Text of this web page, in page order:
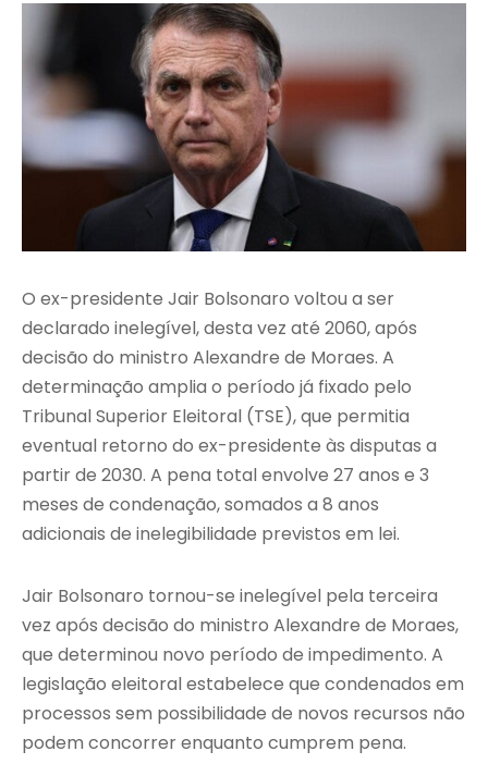
O ex-presidente Jair Bolsonaro voltou a ser
declarado inelegível, desta vez até 2060, após
decisão do ministro Alexandre de Moraes. A
determinação amplia o período já fixado pelo
Tribunal Superior Eleitoral (TSE), que permitia
eventual retorno do ex-presidente às disputas a
partir de 2030. A pena total envolve 27 anos e 3
meses de condenação, somados a 8 anos
adicionais de inelegibilidade previstos em lei.
Jair Bolsonaro tornou-se inelegível pela terceira
vez após decisão do ministro Alexandre de Moraes,
que determinou novo período de impedimento. A
legislação eleitoral estabelece que condenados em
processos sem possibilidade de novos recursos não
podem concorrer enquanto cumprem pena.